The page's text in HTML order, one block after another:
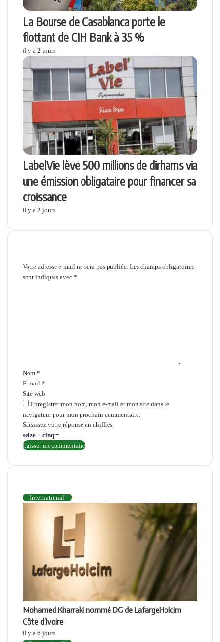
La Bourse de Casablanca porte le
flottant de CIH Bank à 35 %
il y a 2 jours
LabelVie lève 500 millions de dirhams via
une émission obligataire pour financer sa
croissance
il y a 2 jours
Votre adresse e-mail ne sera pas publiée. Les champs obligatoires
sont indiqués avec *
i
r
e
*
Nom *
E-mail *
Site web
Enregistrer mon nom, mon e-mail et mon site dans le
navigateur pour mon prochain commentaire.
Saisissez votre réponse en chiffres
seize + cinq =
International
Mohamed Kharraki nommé DG de LafargeHolcim
Côte d’Ivoire
il y a 6 jours